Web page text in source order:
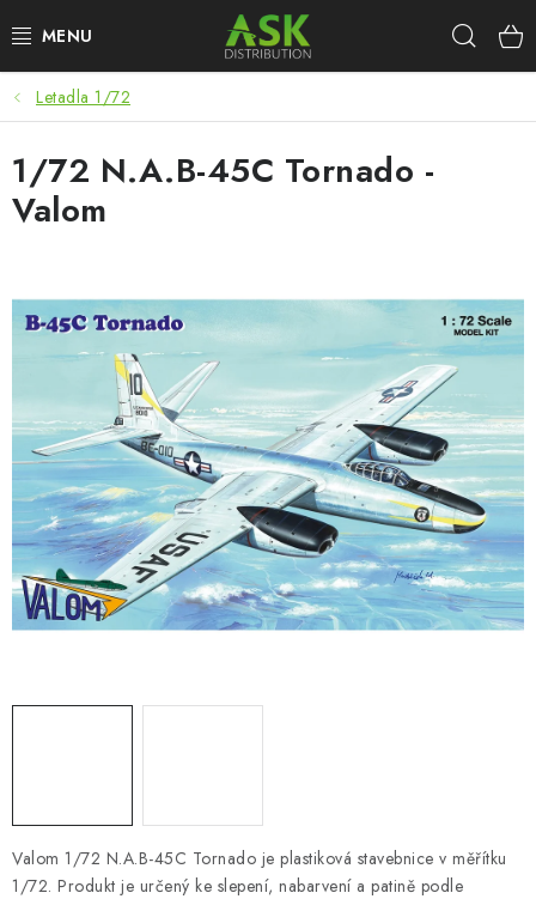
na
WARHAMMER
ASK PRODUKTY
NOVINKY
DOPLŇKY K MODELŮM
BARVY A POMŮCKY
PUBLIKACE
SKY RIDERS COFFEE
PRODÁVANÉ ZNAČKY
Podmínky ochrany osobních údajů
Letadla 1/72
Valom 1/72 N.A.B-45C Tornado je plastiková stavebnice v měřítku
1/72. Produkt je určený ke slepení, nabarvení a patině podle
1/72 N.A.B-45C Tornado -
Valom